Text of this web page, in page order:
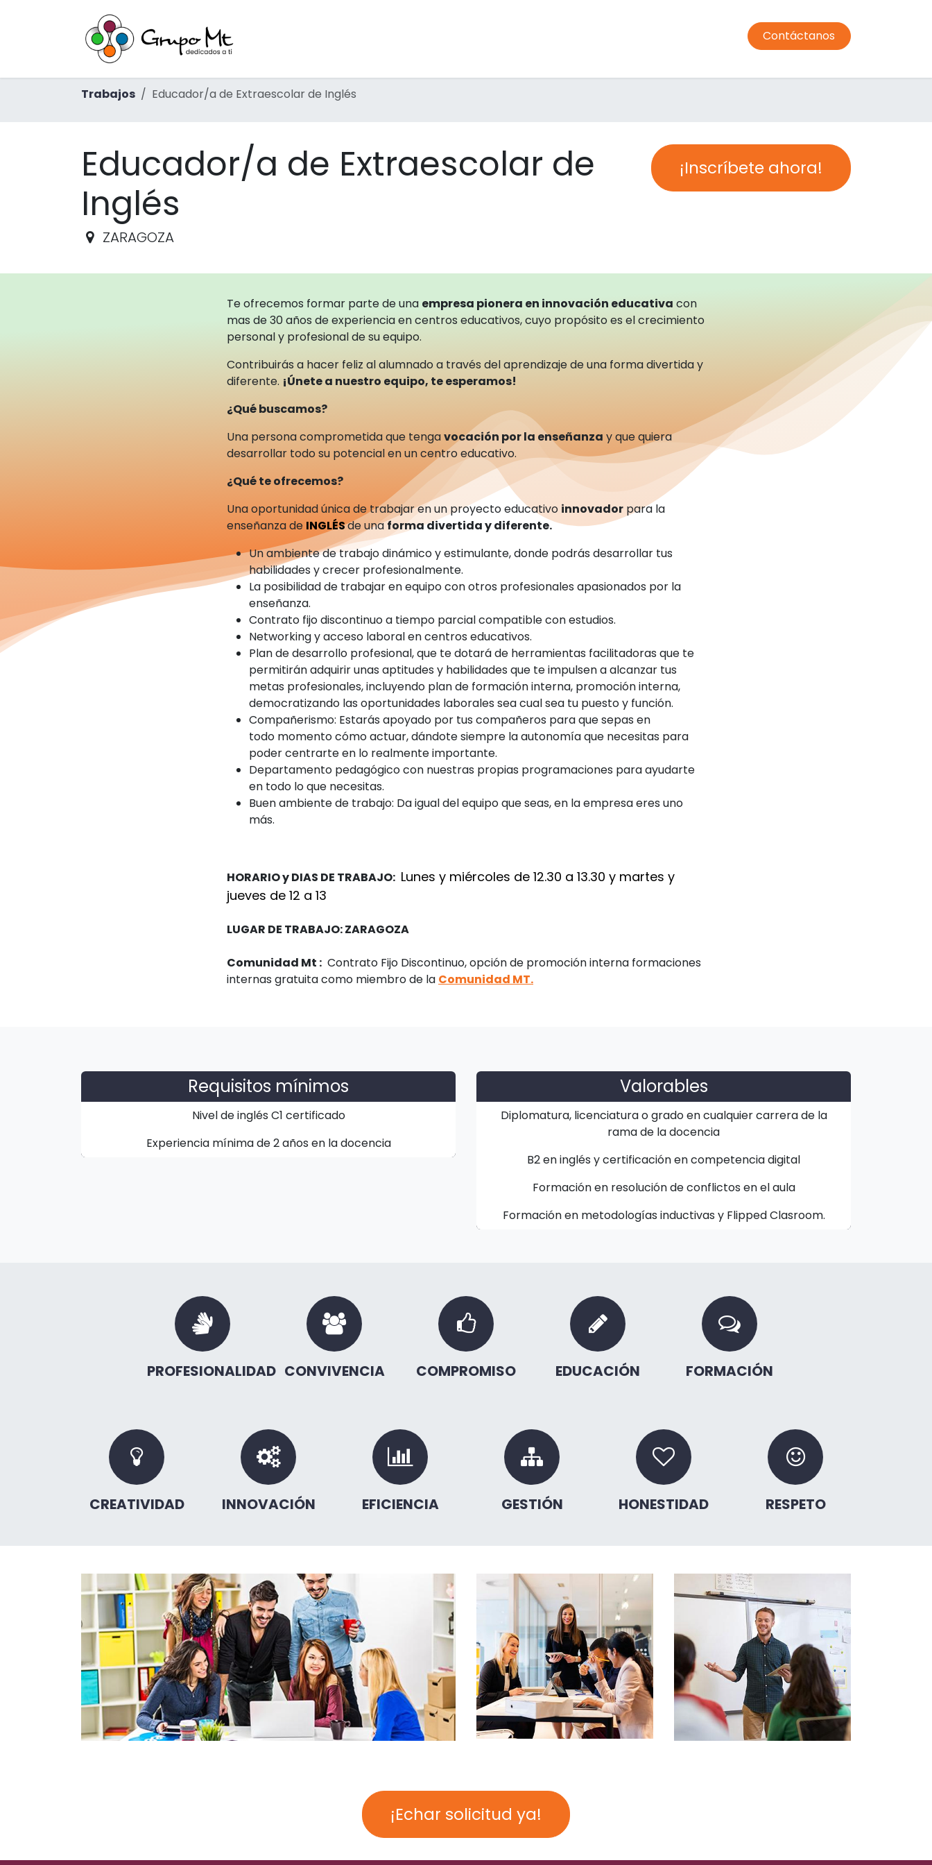
Comedor Transporte
Contáctanos
Trabajos Educador/a de Extraescolar de Inglés
¡Inscríbete ahora!
Educador/a de Extraescolar de
Inglés
ZARAGOZA
Te ofrecemos formar parte de una empresa pionera en innovación educativa con
mas de 30 años de experiencia en centros educativos, cuyo propósito es el crecimiento
personal y profesional de su equipo.
Contribuirás a hacer feliz al alumnado a través del aprendizaje de una forma divertida y
diferente. ¡Únete a nuestro equipo, te esperamos!
¿Qué buscamos?
Una persona comprometida que tengavocación por la enseñanza y que quiera
desarrollar todo su potencial en un centro educativo.
¿Qué te ofrecemos?
Una oportunidad única de trabajar en un proyecto educativo innovador para la
enseñanza de INGLÉSde unaforma divertida y diferente.
Un ambiente de trabajo dinámico y estimulante, donde podrás desarrollar tus
habilidades y crecer profesionalmente.
La posibilidad de trabajar en equipo con otros profesionales apasionados por la
enseñanza.
Contrato fijo discontinuo a tiempo parcial compatible con estudios.
Networking y acceso laboral en centros educativos.
Plan de desarrollo profesional, que te dotará de herramientas facilitadoras que te
permitirán adquirir unas aptitudes y habilidades que te impulsen a alcanzar tus
metas profesionales, incluyendo plan de formación interna, promoción interna,
democratizando las oportunidades laborales sea cual sea tu puesto y función.
Compañerismo: Estarás apoyado por tus compañeros para que sepas en
todo momento cómo actuar, dándote siempre la autonomía que necesitas para
poder centrarte en lo realmente importante.
Departamento pedagógico con nuestras propias programaciones para ayudarte
en todo lo que necesitas.
Buen ambiente de trabajo: Da igual del equipo que seas, en la empresa eres uno
más.
HORARIO y DIAS DE TRABAJO: Lunes y miércoles de 12.30 a 13.30 y martes y
jueves de 12 a 13
LUGAR DE TRABAJO: ZARAGOZA
Comunidad Mt : Contrato Fijo Discontinuo, opción de promoción interna formaciones
internas gratuita como miembro de la Comunidad MT.
Requisitos mínimos
Nivel de inglés C1 certificado
Experiencia mínima de 2 años en la docencia
Valorables
Diplomatura, licenciatura o grado en cualquier carrera de la
rama de la docencia
B2 en inglés y certificación en competencia digital
Formación en resolución de conflictos en el aula
Formación en metodologías inductivas y Flipped Clasroom.
PROFESIONALIDAD CONVIVENCIA COMPROMISO EDUCACIÓN FORMACIÓN
CREATIVIDAD INNOVACIÓN EFICIENCIA GESTIÓN HONESTIDAD RESPETO
¡Echar solicitud ya!